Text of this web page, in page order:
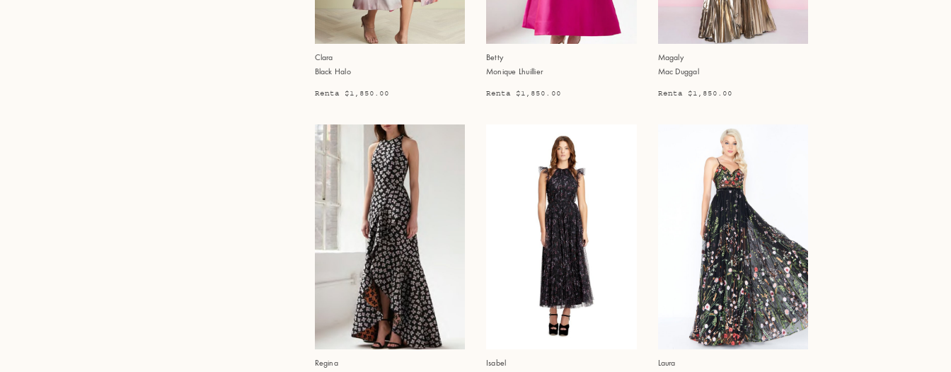
Clara
Black Halo
Renta $1,850.00
Betty
Monique Lhuillier
Renta $1,850.00
Magaly
Mac Duggal
Renta $1,850.00
Regina Isabel Laura